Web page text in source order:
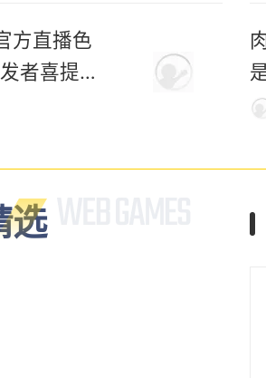
方直播色
者喜提荣
选